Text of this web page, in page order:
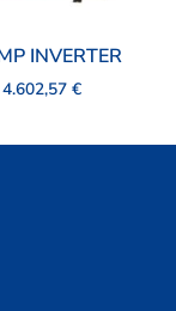
INVERTER
4.602,57 €